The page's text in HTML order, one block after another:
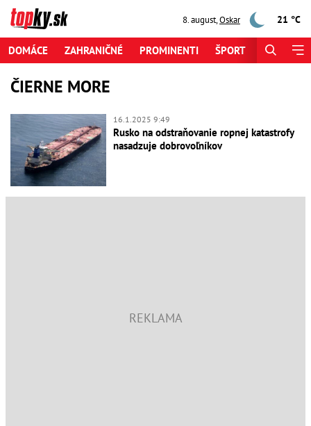
8. august,Oskar 21 °C
DOMÁCE ZAHRANIČNÉ PROMINENTI ŠPORT
ČIERNE MORE
16.1.2025 9:49
Rusko na odstraňovanie ropnej katastrofy
nasadzuje dobrovoľníkov